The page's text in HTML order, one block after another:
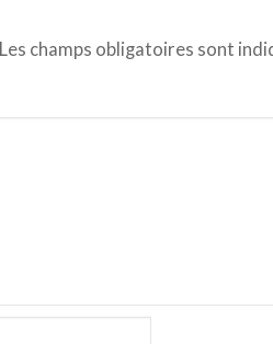
Les champs obligatoires sont